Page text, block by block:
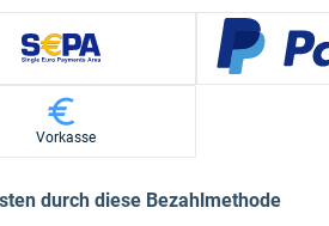
Vorkasse
durch diese Bezahlmethode